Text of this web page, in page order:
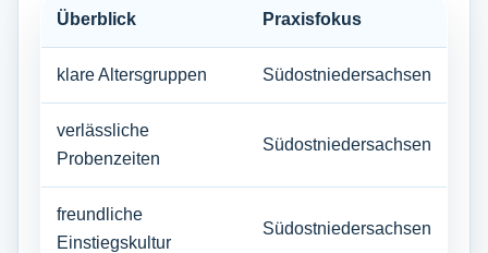
Überblick Praxisfokus
klare Altersgruppen Südostniedersachsen
verlässliche
Probenzeiten
Südostniedersachsen
freundliche
Einstiegskultur
Südostniedersachsen